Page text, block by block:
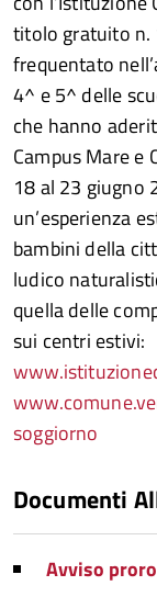
titolo gratuito n.
frequentato
4^ e 5^ delle
che hanno
Campus Mare e
18 al 23 giugno
un’esperienza
bambini della
ludico
quella delle
sui centri estivi:
soggiorno
Documenti
Avviso